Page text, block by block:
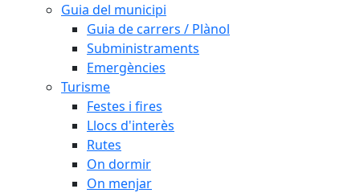
Guia del municipi
Guia de carrers / Plànol
Subministraments
Emergències
Turisme
Festes i fires
Llocs d'interès
Rutes
On dormir
On menjar